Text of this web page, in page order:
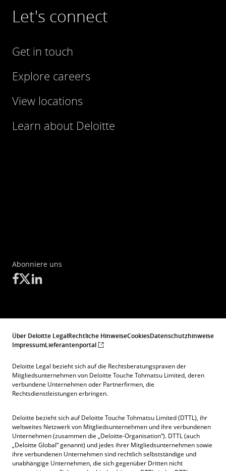
Let's connect
Get in touch
Explore careers
View locations
Learn about Deloitte
Abonniere uns
Über Deloitte LegalRechtliche HinweiseCookiesDatenschutzhinweise
ImpressumLieferantenportal
Deloitte Legal bezieht sich auf die Rechtsberatungspraxen der
Mitgliedsunternehmen von Deloitte Touche Tohmatsu Limited, deren
verbundene Unternehmen oder Partnerfirmen, die
Rechtsdienstleistungen erbringen.
Deloitte bezieht sich auf Deloitte Touche Tohmatsu Limited (DTTL), ihr
weltweites Netzwerk von Mitgliedsunternehmen und ihre verbundenen
Unternehmen (zusammen die „Deloitte-Organisation“). DTTL (auch
„Deloitte Global“ genannt) und jedes ihrer Mitgliedsunternehmen sowie
ihre verbundenen Unternehmen sind rechtlich selbstständige und
unabhängige Unternehmen, die sich gegenüber Dritten nicht